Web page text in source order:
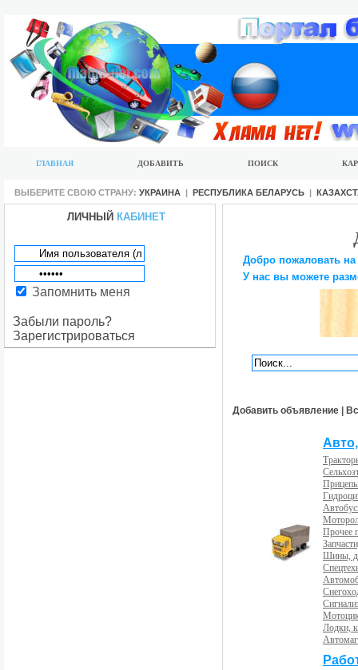
ГЛАВНАЯ ДОБАВИТЬ ПОИСК
ВЫБЕРИТЕ СВОЮ СТРАНУ: УКРАИНА | РЕСПУБЛИКА БЕЛАРУСЬ |
ЛИЧНЫЙ КАБИНЕТ
Запомнить меня
Забыли пароль?
Зарегистрироваться
Добро пожаловать
У нас вы можете
Добавить объявление |
Прочее
Шины,
Лодки,